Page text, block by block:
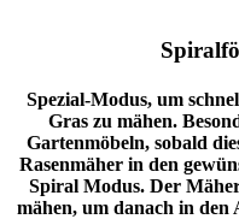
Spezial-Modus, um
Gras zu mähen.
Gartenmöbeln, sobald
Rasenmäher in den
Spiral Modus. Der
mähen, um danach in